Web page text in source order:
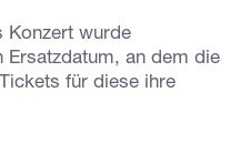
Konzert wurde
an dem die
für diese ihre